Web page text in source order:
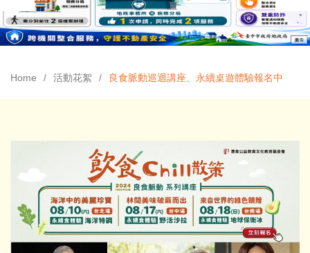
Home 活動花絮 良食脈動巡迴講座、永續桌遊體驗報名中